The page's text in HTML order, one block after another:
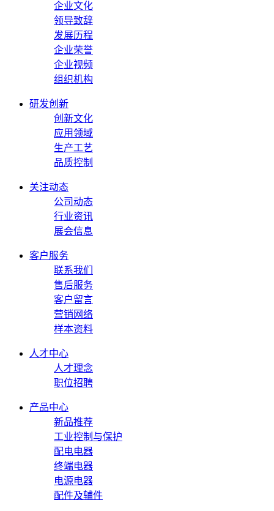
企业文化
领导致辞
发展历程
企业荣誉
企业视频
组织机构
研发创新
创新文化
应用领域
生产工艺
品质控制
关注动态
公司动态
行业资讯
展会信息
客户服务
联系我们
售后服务
客户留言
营销网络
样本资料
人才中心
人才理念
职位招聘
产品中心
新品推荐
工业控制与保护
配电电器
终端电器
电源电器
配件及辅件